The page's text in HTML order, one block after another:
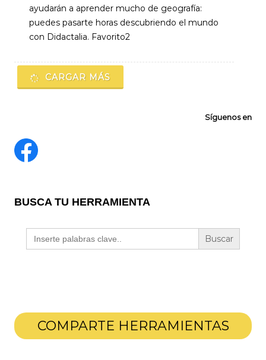
ayudarán a aprender mucho de geografía:
puedes pasarte horas descubriendo el mundo
con Didactalia. Favorito2
CARGAR MÁS
Síguenos en
BUSCA TU HERRAMIENTA
Buscar:
COMPARTE HERRAMIENTAS